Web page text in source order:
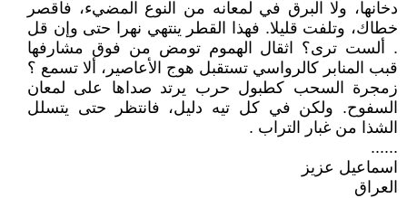
دخانها، ولا البرق في لمعانه من النوع المضيء، فاقصر
خطاك، وتلفت قليلا. فهذا القطر ينتهي نهرا حتى وإن قل
. ألست ترى؟ اثقال الهموم تومض من فوق مشارفها
قبب المنابر كالرواسي تستقبل هوج الأعاصير، ألا تسمع ؟
زمجرة السحب كطبول حرب يرتد صداها على لمعان
السفوح. ولكن في كل تيه دليل، فانتظر حتى يتسلل
الشذا من غبار التراب .
......
اسماعيل عزيز
العراق